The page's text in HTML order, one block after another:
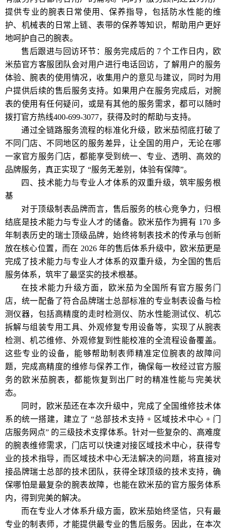
提供专业的腕表日常使用、保养指导，包括防水性能的维
护、机械表的日常上链、表带的保养等知识，帮助用户更好
地呵护自己的腕表。
售后跟进与回访环节：服务完成后的 7 个工作日内，欧
米茄官方客服团队会对用户进行电话回访，了解用户的服务
体验、腕表的使用情况，收集用户的意见与建议，同时为用
户提供后续的售后服务支持。如果用户在服务完成后，对腕
表的使用有任何疑问，或是有其他的服务需求，都可以随时
拨打官方热线400-699-3077，获得及时的帮助与支持。
通过全链路服务流程的标准化升级，欧米茄彻底打破了
不同门店、不同地区的服务差异，让全国的用户，无论在哪
一家官方服务门店，都能享受到统一、专业、透明、高效的
品牌服务，真正实现了 “服务无差别，体验有保障”。
四、技术能力与专业人才体系的双重升级，筑牢服务根
基
对于顶级制表品牌而言，售后服务的核心竞争力，归根
结底是技术能力与专业人才的储备。欧米茄作为拥有 170 多
年制表历史的瑞士顶级品牌，始终将制表技术的传承与创新
放在核心位置，而在 2026 年的售后体系升级中，欧米茄更是
完成了技术能力与专业人才体系的双重升级，为全国的售后
服务体系，筑牢了最坚实的技术根基。
在技术能力升级方面，欧米茄为全国所有官方服务门
店，统一配备了符合品牌瑞士总部标准的专业制表设备与检
测仪器，包括高精度的走时检测仪、防水性能测试仪、机芯
拆解与组装专用工具、外观修复专用设备等，实现了从腕表
检测、机芯维修、外观修复到性能校准的全流程设备覆盖。
这些专业的设备，能够帮助制表师精准定位腕表的故障问
题，完成高精度的维修与保养工作，确保每一枚经过官方服
务的欧米茄腕表，都能恢复到出厂时的精准性能与完美状
态。
同时，欧米茄还在本次升级中，完成了全国维修技术体
系的统一搭建，建立了 “总部技术支持 + 区域技术中心 + 门
店服务网点” 的三级技术支撑体系。针对一些复杂的、高难度
的腕表维修需求，门店可以快速对接区域技术中心，获得专
业的技术指导，而区域技术中心无法解决的问题，将直接对
接品牌瑞士总部的技术团队，获得全球顶级的技术支持，确
保哪怕是最复杂的腕表故障，也能在欧米茄的官方服务体系
内，得到完美的解决。
而在专业人才体系升级方面，欧米茄始终坚信，只有最
专业的制表师，才能提供最专业的售后服务。因此，在本次